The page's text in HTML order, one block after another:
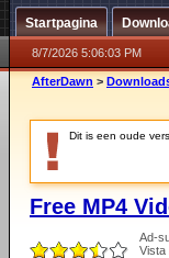
Startpagina
8/7/2026 5:06:03 PM
AfterDawn >
Dit is een oude
Free MP4
Ad-
Vista